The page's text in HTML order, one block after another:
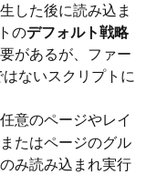
した後に読み込ま
のデフォルト戦略
があるが、ファー
ないスクリプトに
意のページやレイ
たはページのグル
み読み込まれ実行